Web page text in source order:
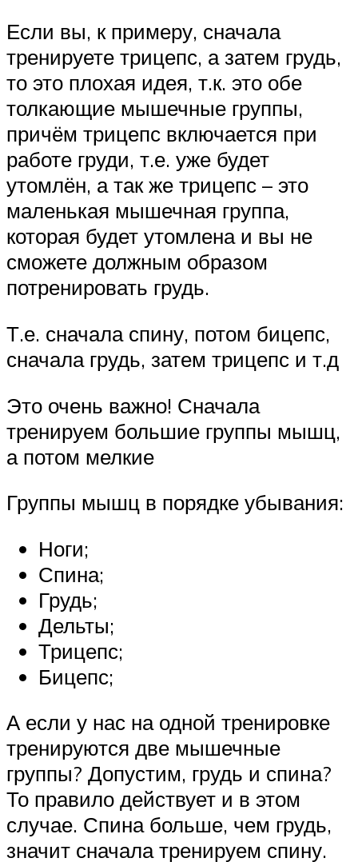
Если вы, к примеру, сначала
тренируете трицепс, а затем грудь,
то это плохая идея, т.к. это обе
толкающие мышечные группы,
причём трицепс включается при
работе груди, т.е. уже будет
утомлён, а так же трицепс – это
маленькая мышечная группа,
которая будет утомлена и вы не
сможете должным образом
потренировать грудь.
Т.е. сначала спину, потом бицепс,
сначала грудь, затем трицепс и т.д
Это очень важно! Сначала
тренируем большие группы мышц,
а потом мелкие
Группы мышц в порядке убывания:
Ноги;
Спина;
Грудь;
Дельты;
Трицепс;
Бицепс;
А если у нас на одной тренировке
тренируются две мышечные
группы? Допустим, грудь и спина?
То правило действует и в этом
случае. Спина больше, чем грудь,
значит сначала тренируем спину.